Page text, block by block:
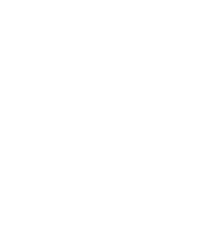
di aplikasi Akulaku bisa dapat voucher